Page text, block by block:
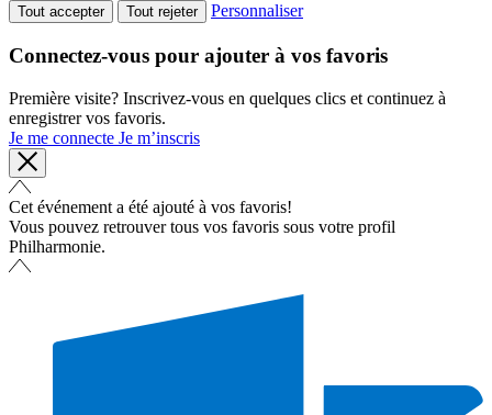
Tout accepter Tout rejeter Personnaliser
Connectez-vous pour ajouter à vos favoris
Première visite? Inscrivez-vous en quelques clics et continuez à
enregistrer vos favoris.
Je me connecte Je m’inscris
Cet événement a été ajouté à vos favoris!
Vous pouvez retrouver tous vos favoris sous votre profil
Philharmonie.